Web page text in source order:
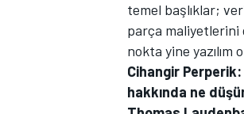
temel başlıklar;
parça maliyetlerini
nokta yine
Cihangir
hakkında ne